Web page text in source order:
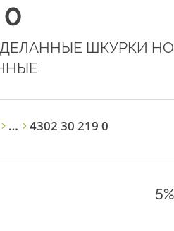
0
ШКУРКИ
… 4302 30 219 0
5%